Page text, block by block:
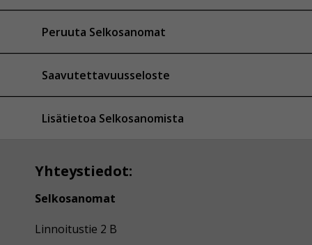
Peruuta Selkosanomat
Saavutettavuusseloste
Lisätietoa Selkosanomista
Yhteystiedot:
Selkosanomat
Linnoitustie 2 B